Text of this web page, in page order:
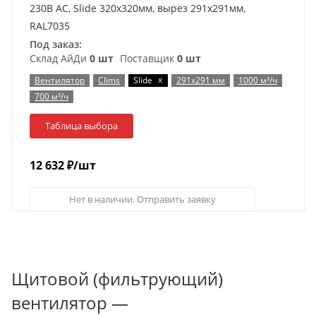
230В AC, Slide 320х320мм, вырез 291x291мм,
RAL7035
Под заказ:
Склад АйДи 0 шт Поставщик 0 шт
Вентилятор Clims Slide x 291x291 мм
1000 м³/ч
700 м³/ч
Таблица выбора
12 632₽/шт
Нет в наличии. Отправить заявку
Щитовой (фильтрующий)
вентилятор —